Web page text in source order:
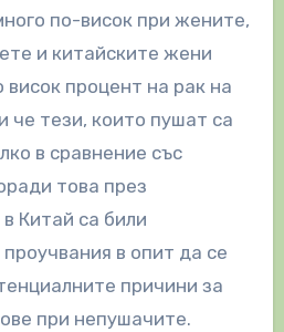
по-висок при жените,
и китайските жени
процент на рак на
че тези, които пушат са
в сравнение със
това през
Китай са били
в опит да се
причини за
при непушачите.